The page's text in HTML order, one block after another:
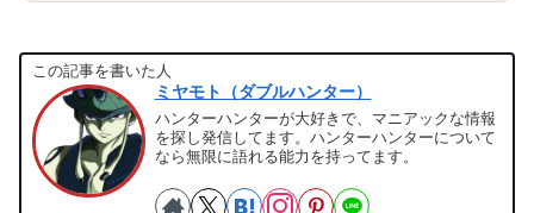
この記事を書いた人
ミヤモト（ダブルハンター）
ハンターハンターが大好きで、マニアックな情報
を探し発信してます。ハンターハンターについて
なら無限に語れる能力を持ってます。